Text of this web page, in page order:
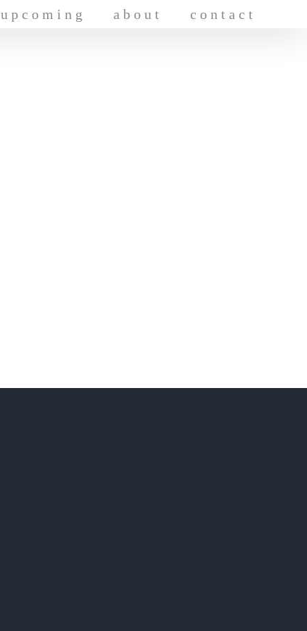
upcoming about contact